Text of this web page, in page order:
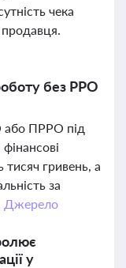
чека
без РРО
або ПРРО під
тисяч гривень, а
за
Джерело
у